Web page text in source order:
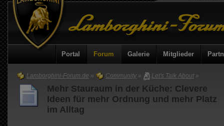
Portal Forum Galerie Mitglieder
Lamborghini-Forum.de » Community » Let's Talk About »
Mehr Stauraum in der Küche: Clevere
Ideen für mehr Ordnung und mehr Platz
im Alltag